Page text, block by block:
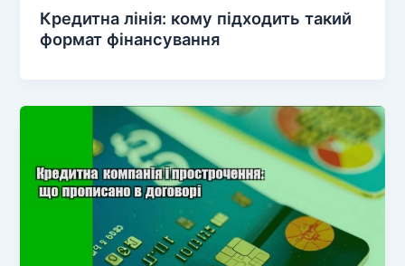
Кредитна лінія: кому підходить такий
формат фінансування